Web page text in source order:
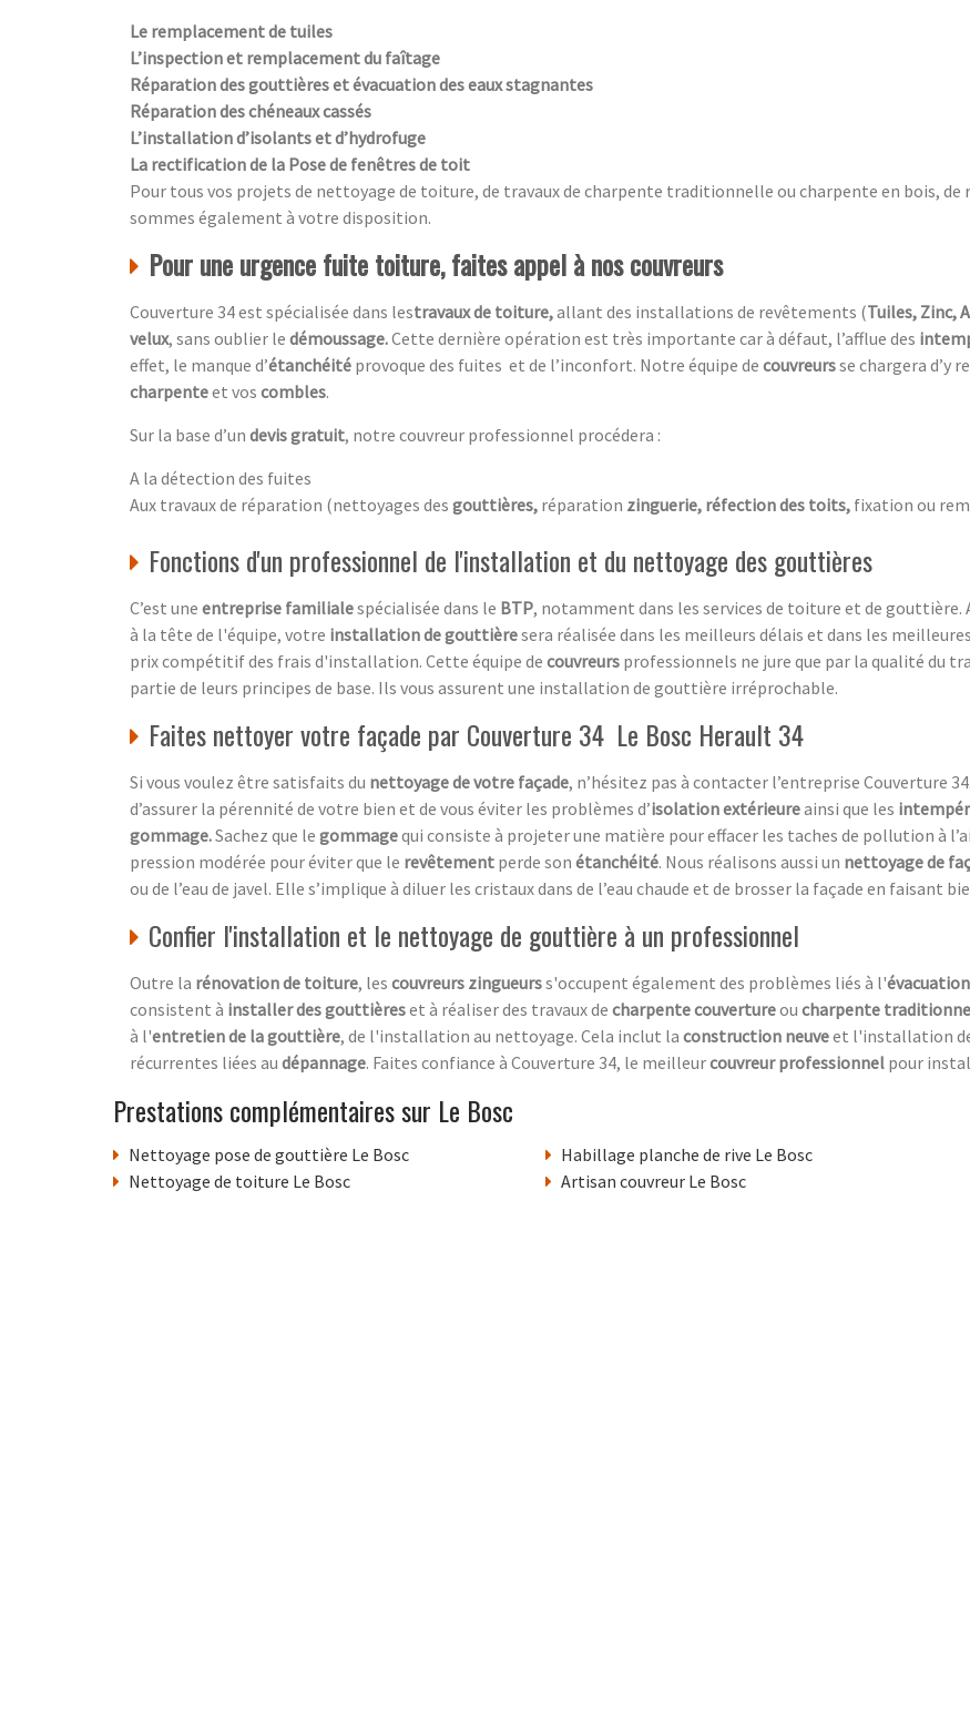
Le remplacement de tuiles
L’inspection et remplacement du faîtage
Réparation des gouttières et évacuation des eaux stagnantes
Réparation des chéneaux cassés
L’installation d’isolants et d’hydrofuge
La rectification de la Pose de fenêtres de toit
Pour tous vos projets de nettoyage de toiture, de travaux de charpente traditionnelle ou charpente en bois,
sommes également à votre disposition.
Pour une urgence fuite toiture, faites appel à nos couvreurs
Couverture 34 est spécialisée dans lestravaux de toiture,allant des installations de revêtements (Tuiles, Zinc,
velux, sans oublier le démoussage.Cette dernière opération est très importante car à défaut, l’afflue des
effet, le manque d’étanchéité provoque des fuites et de l’inconfort. Notre équipe de couvreursse chargera d’y
charpenteet vos combles.
Sur la base d’un devis gratuit, notre couvreur professionnel procédera :
A la détection des fuites
Aux travaux de réparation (nettoyages des gouttières, réparation zinguerie, réfection des toits, fixation ou
Fonctions d'un professionnel de l'installation et du nettoyage des gouttières
C’est une entreprise familialespécialisée dans le BTP, notamment dans les services de toiture et de gouttière.
à la tête de l'équipe, votre installation de gouttièresera réalisée dans les meilleurs délais et dans les
prix compétitif des frais d'installation. Cette équipe de couvreurs professionnels ne jure que par la qualité du
partie de leurs principes de base. Ils vous assurent une installation de gouttière irréprochable.
Faites nettoyer votre façade par Couverture 34 Le Bosc Herault 34
Si vous voulez être satisfaits du nettoyage de votre façade, n’hésitez pas à contacter l’entreprise Couverture
d’assurer la pérennité de votre bien et de vous éviter les problèmes d’isolation extérieureainsi que les
gommage.Sachez que le gommagequi consiste à projeter une matière pour effacer les taches de pollution à
pression modérée pour éviter que le revêtement perde son étanchéité. Nous réalisons aussi un nettoyage de
ou de l’eau de javel. Elle s’implique à diluer les cristaux dans de l’eau chaude et de brosser la façade en faisant
Confier l'installation et le nettoyage de gouttière à un professionnel
Outre la rénovation de toiture, les couvreurs zingueurss'occupent également des problèmes liés à l'
consistent à installer des gouttièreset à réaliser des travaux de charpente couvertureou charpente
à l'entretien de la gouttière, de l'installation au nettoyage. Cela inclut la construction neuveet l'installation
récurrentes liées au dépannage. Faites confiance à Couverture 34, le meilleurcouvreur professionnel pour
Prestations complémentaires sur Le Bosc
Nettoyage pose de gouttière Le Bosc
Nettoyage de toiture Le Bosc
Habillage planche de rive Le Bosc
Artisan couvreur Le Bosc